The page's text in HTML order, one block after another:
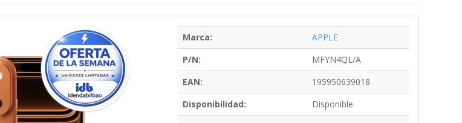
Marca:
APPLE
P/N:
MFYN4QL/A
EAN:
195950639018
Disponibilidad:
Disponible